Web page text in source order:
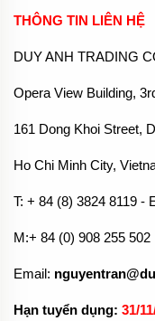
THÔNG TIN LIÊN HỆ
DUY ANH TRADING
Opera View Building,
161 Dong Khoi Street,
Ho Chi Minh City,
T: + 84 (8) 3824 8119 -
M:+ 84 (0) 908 255 502
Email:
Hạn tuyển dụng: 31/